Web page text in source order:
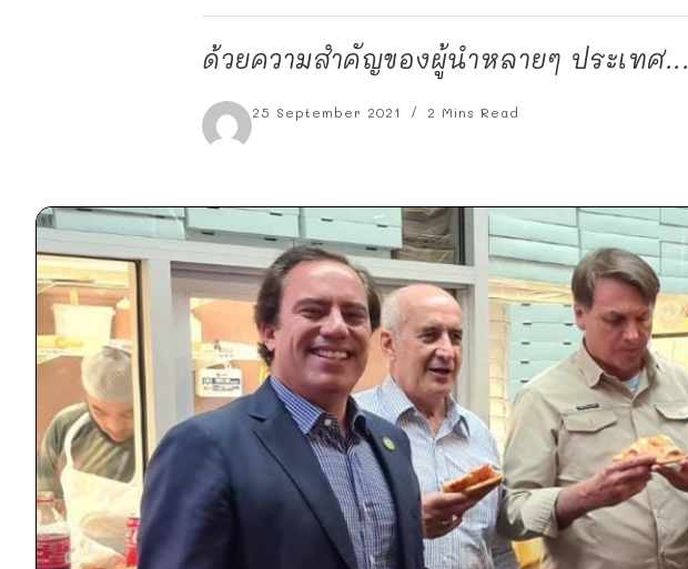
ด้วยความสำคัญของผู้นำหลายๆ ประเทศ...
25 September 2021 2 Mins Read